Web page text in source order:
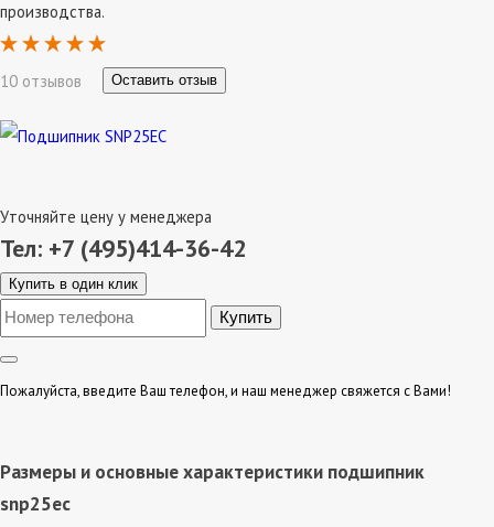
производства.
10 отзывов Оставить отзыв
Уточняйте цену у менеджера
Тел: +7 (495)414-36-42
Купить в один клик
Пожалуйста, введите Ваш телефон, и наш менеджер свяжется с Вами!
Размеры и основные характеристики подшипник
snp25ec